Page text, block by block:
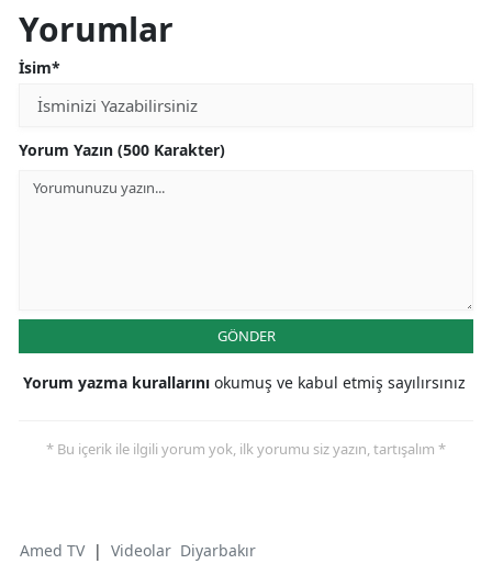
Yorumlar
İsim*
Yorum Yazın (500 Karakter)
GÖNDER
Yorum yazma kurallarını okumuş ve kabul etmiş sayılırsınız
* Bu içerik ile ilgili yorum yok, ilk yorumu siz yazın, tartışalım *
Amed TV | Videolar Diyarbakır